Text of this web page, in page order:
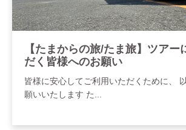
【たまからの旅/たま旅】ツアー
だく皆様へのお願い
皆様に安心してご利用いただくために、
願いいたします た...